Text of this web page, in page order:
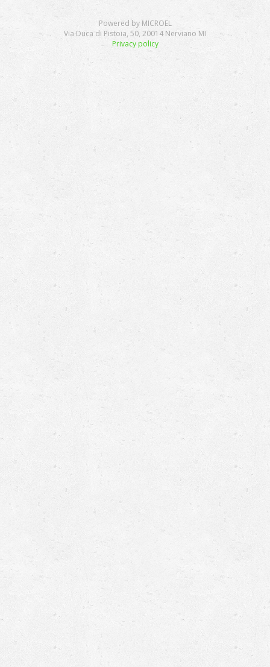
Powered by MICROEL
Via Duca di Pistoia, 50, 20014 Nerviano MI
Privacy policy